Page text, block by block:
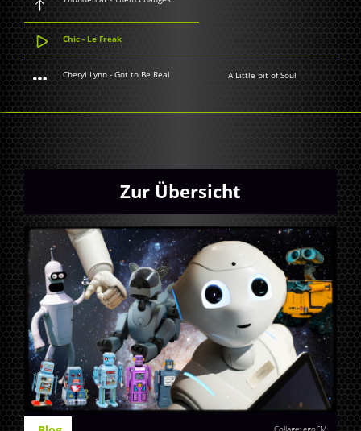
Chic - Le Freak
Cheryl Lynn - Got to Be Real A Little bit of Soul
Zur Übersicht